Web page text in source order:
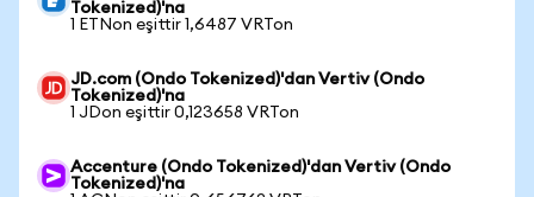
Tokenized)'na
1 ETNon eşittir 1,6487 VRTon
JD.com (Ondo Tokenized)'dan Vertiv (Ondo
Tokenized)'na
1 JDon eşittir 0,123658 VRTon
Accenture (Ondo Tokenized)'dan Vertiv (Ondo
Tokenized)'na